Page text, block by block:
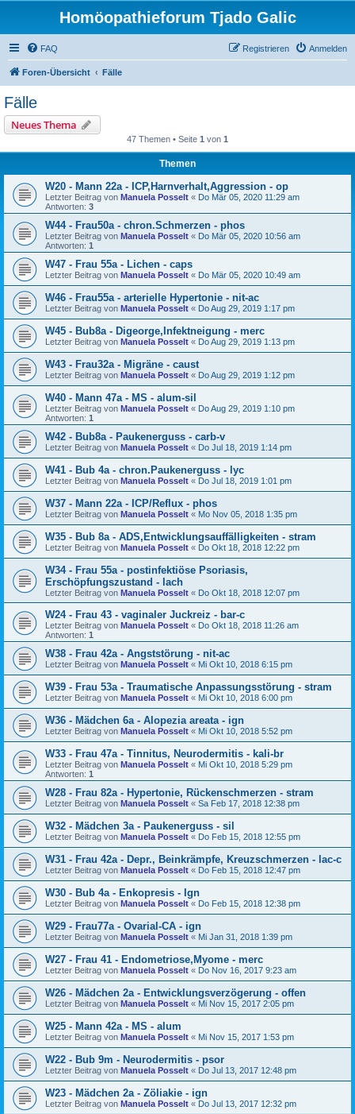
Homöopathieforum Tjado Galic
FAQ Anmelden
Registrieren
Foren-Übersicht Fälle
Fälle
Neues Thema
47 Themen • Seite 1 von 1
Themen
W20 - Mann 22a - ICP,Harnverhalt,Aggression - op
Letzter Beitrag von Manuela Posselt « Do Mär 05, 2020 11:29 am
Antworten: 3
W44 - Frau50a - chron.Schmerzen - phos
Letzter Beitrag von Manuela Posselt « Do Mär 05, 2020 10:56 am
Antworten: 1
W47 - Frau 55a - Lichen - caps
Letzter Beitrag von Manuela Posselt « Do Mär 05, 2020 10:49 am
W46 - Frau55a - arterielle Hypertonie - nit-ac
Letzter Beitrag von Manuela Posselt « Do Aug 29, 2019 1:17 pm
W45 - Bub8a - Digeorge,Infektneigung - merc
Letzter Beitrag von Manuela Posselt « Do Aug 29, 2019 1:13 pm
W43 - Frau32a - Migräne - caust
Letzter Beitrag von Manuela Posselt « Do Aug 29, 2019 1:12 pm
W40 - Mann 47a - MS - alum-sil
Letzter Beitrag von Manuela Posselt « Do Aug 29, 2019 1:10 pm
Antworten: 1
W42 - Bub8a - Paukenerguss - carb-v
Letzter Beitrag von Manuela Posselt « Do Jul 18, 2019 1:14 pm
W41 - Bub 4a - chron.Paukenerguss - lyc
Letzter Beitrag von Manuela Posselt « Do Jul 18, 2019 1:01 pm
W37 - Mann 22a - ICP/Reflux - phos
Letzter Beitrag von Manuela Posselt « Mo Nov 05, 2018 1:35 pm
W35 - Bub 8a - ADS,Entwicklungsauffälligkeiten - stram
Letzter Beitrag von Manuela Posselt « Do Okt 18, 2018 12:22 pm
W34 - Frau 55a - postinfektiöse Psoriasis,
Erschöpfungszustand - lach
Letzter Beitrag von Manuela Posselt « Do Okt 18, 2018 12:07 pm
W24 - Frau 43 - vaginaler Juckreiz - bar-c
Letzter Beitrag von Manuela Posselt « Do Okt 18, 2018 11:26 am
Antworten: 1
W38 - Frau 42a - Angststörung - nit-ac
Letzter Beitrag von Manuela Posselt « Mi Okt 10, 2018 6:15 pm
W39 - Frau 53a - Traumatische Anpassungsstörung - stram
Letzter Beitrag von Manuela Posselt « Mi Okt 10, 2018 6:00 pm
W36 - Mädchen 6a - Alopezia areata - ign
Letzter Beitrag von Manuela Posselt « Mi Okt 10, 2018 5:52 pm
W33 - Frau 47a - Tinnitus, Neurodermitis - kali-br
Letzter Beitrag von Manuela Posselt « Mi Okt 10, 2018 5:29 pm
Antworten: 1
W28 - Frau 82a - Hypertonie, Rückenschmerzen - stram
Letzter Beitrag von Manuela Posselt « Sa Feb 17, 2018 12:38 pm
W32 - Mädchen 3a - Paukenerguss - sil
Letzter Beitrag von Manuela Posselt « Do Feb 15, 2018 12:55 pm
W31 - Frau 42a - Depr., Beinkrämpfe, Kreuzschmerzen - lac-c
Letzter Beitrag von Manuela Posselt « Do Feb 15, 2018 12:47 pm
W30 - Bub 4a - Enkopresis - Ign
Letzter Beitrag von Manuela Posselt « Do Feb 15, 2018 12:38 pm
W29 - Frau77a - Ovarial-CA - ign
Letzter Beitrag von Manuela Posselt « Mi Jan 31, 2018 1:39 pm
W27 - Frau 41 - Endometriose,Myome - merc
Letzter Beitrag von Manuela Posselt « Do Nov 16, 2017 9:23 am
W26 - Mädchen 2a - Entwicklungsverzögerung - offen
Letzter Beitrag von Manuela Posselt « Mi Nov 15, 2017 2:05 pm
W25 - Mann 42a - MS - alum
Letzter Beitrag von Manuela Posselt « Mi Nov 15, 2017 1:53 pm
W22 - Bub 9m - Neurodermitis - psor
Letzter Beitrag von Manuela Posselt « Do Jul 13, 2017 12:48 pm
W23 - Mädchen 2a - Zöliakie - ign
Letzter Beitrag von Manuela Posselt « Do Jul 13, 2017 12:32 pm